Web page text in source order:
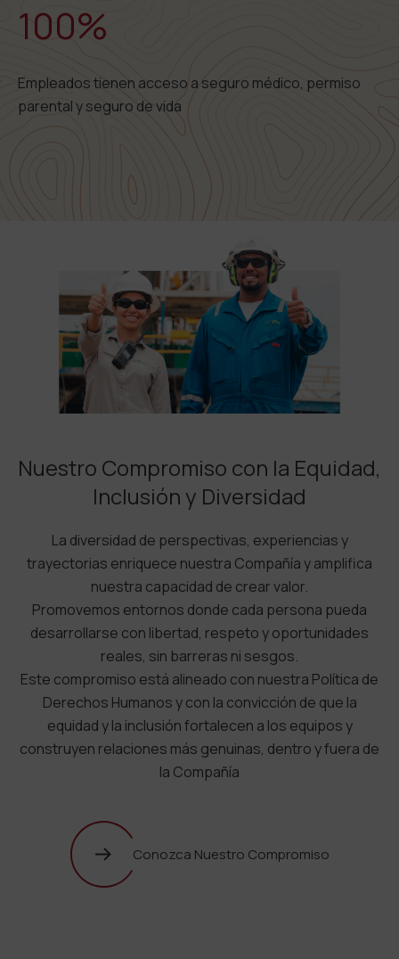
100%
Empleados tienen acceso a seguro médico, permiso
parental y seguro de vida
Nuestro Compromiso con la Equidad,
Inclusión y Diversidad
La diversidad de perspectivas, experiencias y
trayectorias enriquece nuestra Compañía y amplifica
nuestra capacidad de crear valor.
Promovemos entornos donde cada persona pueda
desarrollarse con libertad, respeto y oportunidades
reales, sin barreras ni sesgos.
Este compromiso está alineado con nuestra Política de
Derechos Humanos y con la convicción de que la
equidad y la inclusión fortalecen a los equipos y
construyen relaciones más genuinas, dentro y fuera de
la Compañía
Conozca Nuestro Compromiso